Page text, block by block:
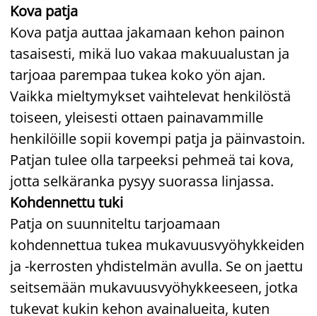
Kova patja
Kova patja auttaa jakamaan kehon painon
tasaisesti, mikä luo vakaa makuualustan ja
tarjoaa parempaa tukea koko yön ajan.
Vaikka mieltymykset vaihtelevat henkilöstä
toiseen, yleisesti ottaen painavammille
henkilöille sopii kovempi patja ja päinvastoin.
Patjan tulee olla tarpeeksi pehmeä tai kova,
jotta selkäranka pysyy suorassa linjassa.
Kohdennettu tuki
Patja on suunniteltu tarjoamaan
kohdennettua tukea mukavuusvyöhykkeiden
ja -kerrosten yhdistelmän avulla. Se on jaettu
seitsemään mukavuusvyöhykkeeseen, jotka
tukevat kukin kehon avainalueita, kuten